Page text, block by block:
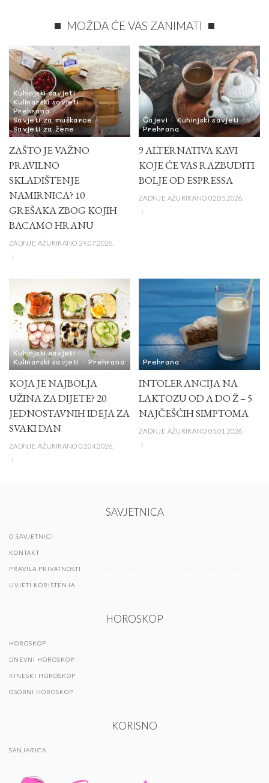
MOŽDA ĆE VAS ZANIMATI
Kuhinjski savjeti
Kulinarski savjeti
Prehrana
Savjeti za muškarce
Savjeti za žene
ZAŠTO JE VAŽNO
PRAVILNO
SKLADIŠTENJE
NAMIRNICA? 10
GREŠAKA ZBOG KOJIH
BACAMO HRANU
ZADNJE AŽURIRANO 29.07.2026.
Čajevi
Kuhinjski savjeti
Prehrana
9 ALTERNATIVA KAVI
KOJE ĆE VAS RAZBUDITI
BOLJE OD ESPRESSA
ZADNJE AŽURIRANO 02.05.2026.
Kuhinjski savjeti
Kulinarski savjeti
Prehrana
KOJA JE NAJBOLJA
UŽINA ZA DIJETE? 20
JEDNOSTAVNIH IDEJA ZA
SVAKI DAN
ZADNJE AŽURIRANO 03.04.2026.
Prehrana
INTOLERANCIJA NA
LAKTOZU OD A DO Ž – 5
NAJČEŠĆIH SIMPTOMA
ZADNJE AŽURIRANO 05.01.2026.
SAVJETNICA
O SAVJETNICI
KONTAKT
PRAVILA PRIVATNOSTI
UVJETI KORIŠTENJA
HOROSKOP
HOROSKOP
DNEVNI HOROSKOP
KINESKI HOROSKOP
OSOBNI HOROSKOP
KORISNO
SANJARICA